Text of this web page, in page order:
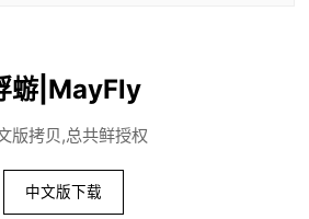
蝣|MayFly
版拷贝,总共鲜授权
中文版下载